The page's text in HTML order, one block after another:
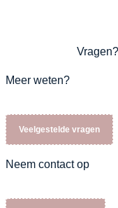
Meer weten?
Veelgestelde vragen
Neem contact op